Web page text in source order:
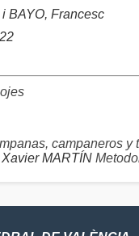
i BAYO, Francesc
campaneros y
MARTÍN